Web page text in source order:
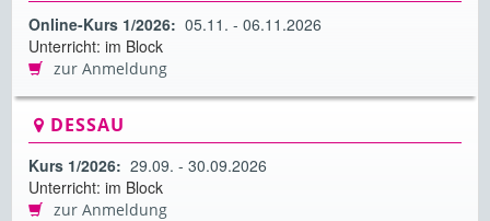
Online-Kurs 1/2026: 05.11. - 06.11.2026
Unterricht: im Block
zur Anmeldung
DESSAU
Kurs 1/2026: 29.09. - 30.09.2026
Unterricht: im Block
zur Anmeldung